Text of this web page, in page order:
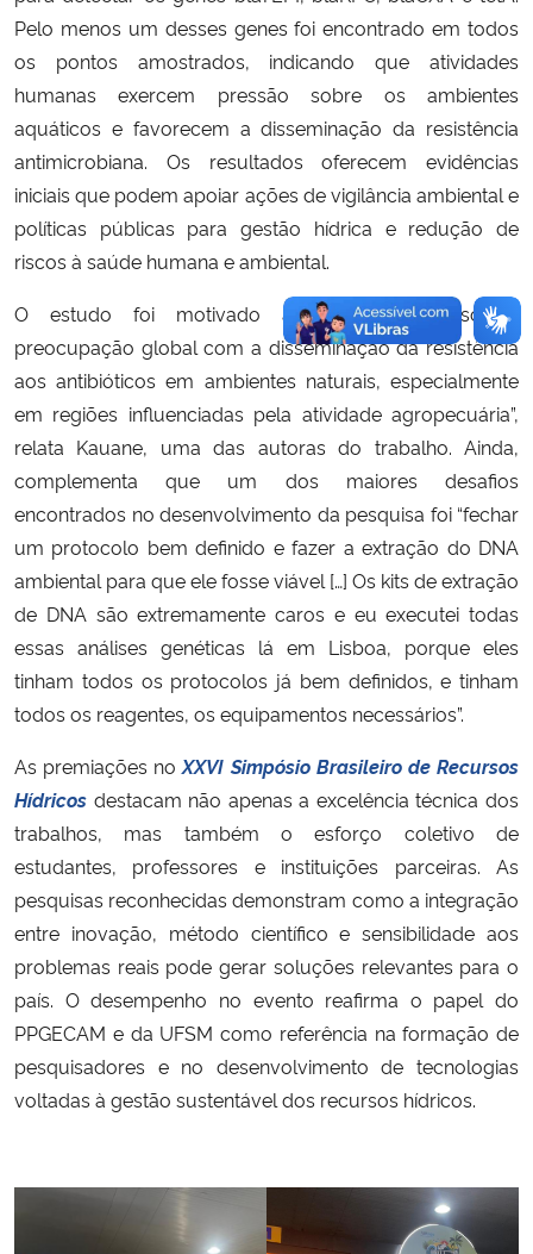
Pelo menos um desses genes foi encontrado em todos
os pontos amostrados, indicando que atividades
humanas exercem pressão sobre os ambientes
aquáticos e favorecem a disseminação da resistência
antimicrobiana. Os resultados oferecem evidências
iniciais que podem apoiar ações de vigilância ambiental e
políticas públicas para gestão hídrica e redução de
riscos à saúde humana e ambiental.
O estudo foi motivado a partir da “crescente
preocupação global com a disseminação da resistência
aos antibióticos em ambientes naturais, especialmente
em regiões influenciadas pela atividade agropecuária”,
relata Kauane, uma das autoras do trabalho. Ainda,
complementa que um dos maiores desafios
encontrados no desenvolvimento da pesquisa foi “fechar
um protocolo bem definido e fazer a extração do DNA
ambiental para que ele fosse viável […] Os kits de extração
de DNA são extremamente caros e eu executei todas
essas análises genéticas lá em Lisboa, porque eles
tinham todos os protocolos já bem definidos, e tinham
todos os reagentes, os equipamentos necessários”.
As premiações noXXVI Simpósio Brasileiro de Recursos
Hídricos destacam não apenas a excelência técnica dos
trabalhos, mas também o esforço coletivo de
estudantes, professores e instituições parceiras. As
pesquisas reconhecidas demonstram como a integração
entre inovação, método científico e sensibilidade aos
problemas reais pode gerar soluções relevantes para o
país. O desempenho no evento reafirma o papel do
PPGECAM e da UFSM como referência na formação de
pesquisadores e no desenvolvimento de tecnologias
voltadas à gestão sustentável dos recursos hídricos.